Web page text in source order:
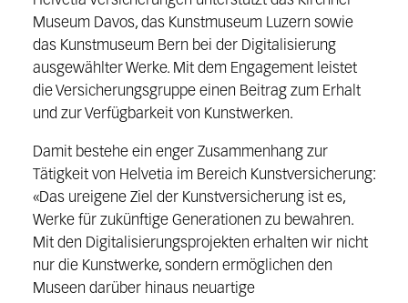
Museum Davos, das Kunstmuseum Luzern sowie
das Kunstmuseum Bern bei der Digitalisierung
ausgewählter Werke. Mit dem Engagement leistet
die Versicherungsgruppe einen Beitrag zum Erhalt
und zur Verfügbarkeit von Kunstwerken.
Damit bestehe ein enger Zusammenhang zur
Tätigkeit von Helvetia im Bereich Kunstversicherung:
«Das ureigene Ziel der Kunstversicherung ist es,
Werke für zukünftige Generationen zu bewahren.
Mit den Digitalisierungsprojekten erhalten wir nicht
nur die Kunstwerke, sondern ermöglichen den
Museen darüber hinaus neuartige